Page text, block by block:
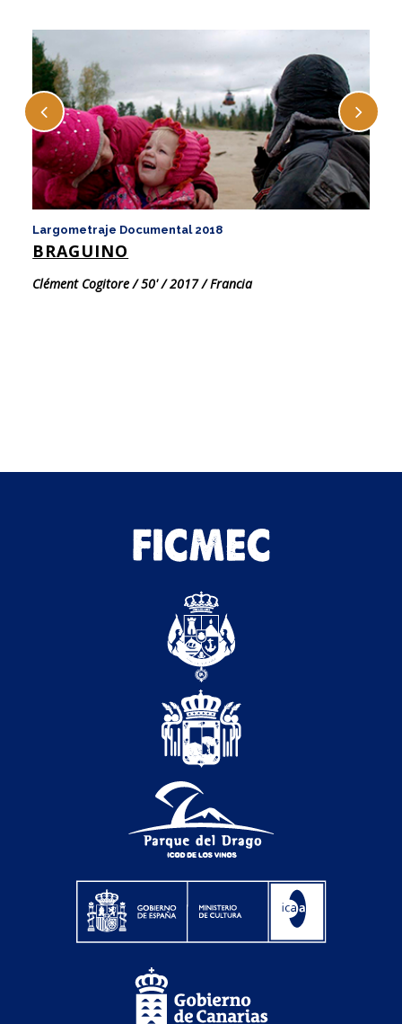
Largometraje Documental 2018
BRAGUINO
Clément Cogitore / 50' / 2017 / Francia